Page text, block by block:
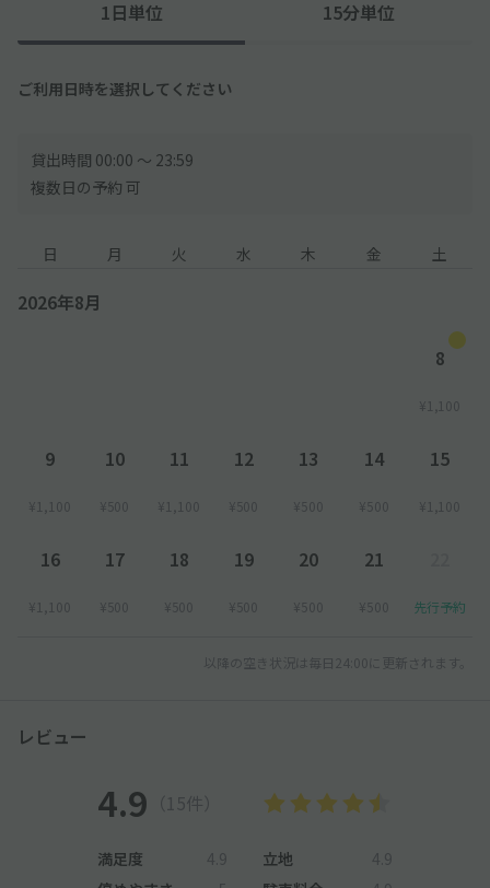
1日単位 15分単位
ご利用日時を選択してください
貸出時間 00:00 〜 23:59
複数日の予約 可
日 月 火 水 木 金 土
2026年8月
8
¥1,100
9
¥1,100
10
¥500
11
¥1,100
12
¥500
13
¥500
14
¥500
15
¥1,100
16
¥1,100
17
¥500
18
¥500
19
¥500
20
¥500
21
¥500 先行予約
以降の空き状況は毎日24:00に更新されます。
レビュー
4.9 （15件）
満足度 4.9 立地
4.9